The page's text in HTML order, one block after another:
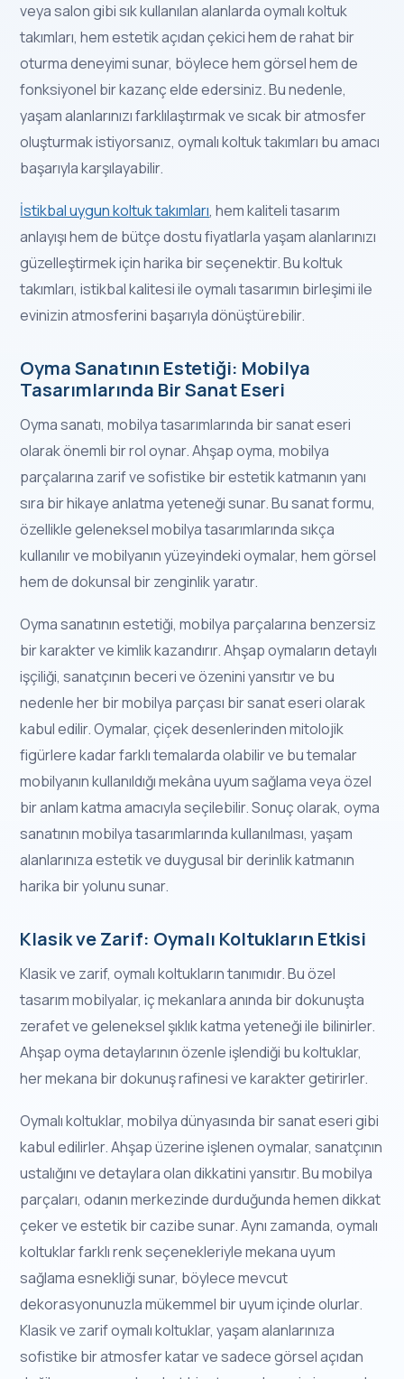
veya salon gibi sık kullanılan alanlarda oymalı koltuk
takımları, hem estetik açıdan çekici hem de rahat bir
oturma deneyimi sunar, böylece hem görsel hem de
fonksiyonel bir kazanç elde edersiniz. Bu nedenle,
yaşam alanlarınızı farklılaştırmak ve sıcak bir atmosfer
oluşturmak istiyorsanız, oymalı koltuk takımları bu amacı
başarıyla karşılayabilir.
İstikbal uygun koltuk takımları, hem kaliteli tasarım
anlayışı hem de bütçe dostu fiyatlarla yaşam alanlarınızı
güzelleştirmek için harika bir seçenektir. Bu koltuk
takımları, istikbal kalitesi ile oymalı tasarımın birleşimi ile
evinizin atmosferini başarıyla dönüştürebilir.
Oyma Sanatının Estetiği: Mobilya
Tasarımlarında Bir Sanat Eseri
Oyma sanatı, mobilya tasarımlarında bir sanat eseri
olarak önemli bir rol oynar. Ahşap oyma, mobilya
parçalarına zarif ve sofistike bir estetik katmanın yanı
sıra bir hikaye anlatma yeteneği sunar. Bu sanat formu,
özellikle geleneksel mobilya tasarımlarında sıkça
kullanılır ve mobilyanın yüzeyindeki oymalar, hem görsel
hem de dokunsal bir zenginlik yaratır.
Oyma sanatının estetiği, mobilya parçalarına benzersiz
bir karakter ve kimlik kazandırır. Ahşap oymaların detaylı
işçiliği, sanatçının beceri ve özenini yansıtır ve bu
nedenle her bir mobilya parçası bir sanat eseri olarak
kabul edilir. Oymalar, çiçek desenlerinden mitolojik
figürlere kadar farklı temalarda olabilir ve bu temalar
mobilyanın kullanıldığı mekâna uyum sağlama veya özel
bir anlam katma amacıyla seçilebilir. Sonuç olarak, oyma
sanatının mobilya tasarımlarında kullanılması, yaşam
alanlarınıza estetik ve duygusal bir derinlik katmanın
harika bir yolunu sunar.
Klasik ve Zarif: Oymalı Koltukların Etkisi
Klasik ve zarif, oymalı koltukların tanımıdır. Bu özel
tasarım mobilyalar, iç mekanlara anında bir dokunuşta
zerafet ve geleneksel şıklık katma yeteneği ile bilinirler.
Ahşap oyma detaylarının özenle işlendiği bu koltuklar,
her mekana bir dokunuş rafinesi ve karakter getirirler.
Oymalı koltuklar, mobilya dünyasında bir sanat eseri gibi
kabul edilirler. Ahşap üzerine işlenen oymalar, sanatçının
ustalığını ve detaylara olan dikkatini yansıtır. Bu mobilya
parçaları, odanın merkezinde durduğunda hemen dikkat
çeker ve estetik bir cazibe sunar. Aynı zamanda, oymalı
koltuklar farklı renk seçenekleriyle mekana uyum
sağlama esnekliği sunar, böylece mevcut
dekorasyonunuzla mükemmel bir uyum içinde olurlar.
Klasik ve zarif oymalı koltuklar, yaşam alanlarınıza
sofistike bir atmosfer katar ve sadece görsel açıdan